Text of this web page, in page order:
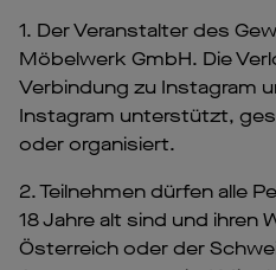
1. Der Veranstalter des
Möbelwerk GmbH. Die
Verbindung zu Instagram
Instagram unterstützt,
oder organisiert.
2. Teilnehmen dürfen alle
18 Jahre alt sind und ihren
Österreich oder der